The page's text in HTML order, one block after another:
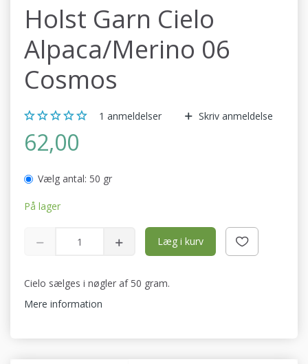
Holst Garn Cielo
Alpaca/Merino 06
Cosmos
1 anmeldelser Skriv anmeldelse
62,00
Vælg antal: 50 gr
På lager
Læg i kurv
Cielo sælges i nøgler af 50 gram.
Mere information